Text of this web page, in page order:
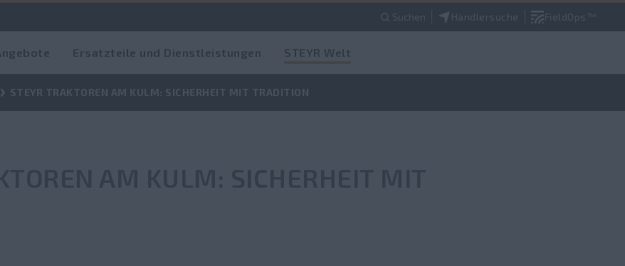
Suchen Händlersuche FieldOps™
Ersatzteile und Dienstleistungen STEYR Welt
STEYR TRAKTOREN AM KULM: SICHERHEIT MIT TRADITION